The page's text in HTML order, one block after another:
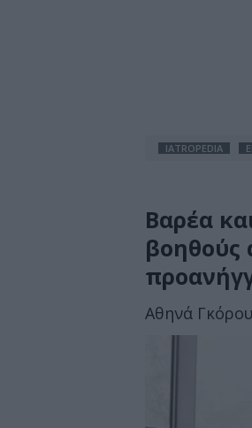
IATROPEDIA
Βαρέα
βοηθούς
Αθηνά Γκόρου